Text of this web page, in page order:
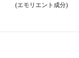
(エモリエント成分)